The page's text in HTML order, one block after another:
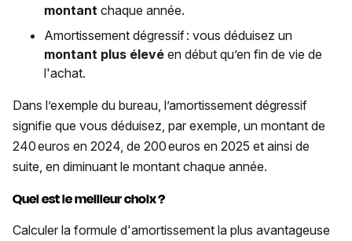
montant chaque année.
Amortissement dégressif : vous déduisez un
montant plus élevé en début qu’en fin de vie de
l'achat.
Dans l’exemple du bureau, l’amortissement dégressif
signifie que vous déduisez, par exemple, un montant de
240 euros en 2024, de 200 euros en 2025 et ainsi de
suite, en diminuant le montant chaque année.
Quel est le meilleur choix ?
Calculer la formule d'amortissement la plus avantageuse